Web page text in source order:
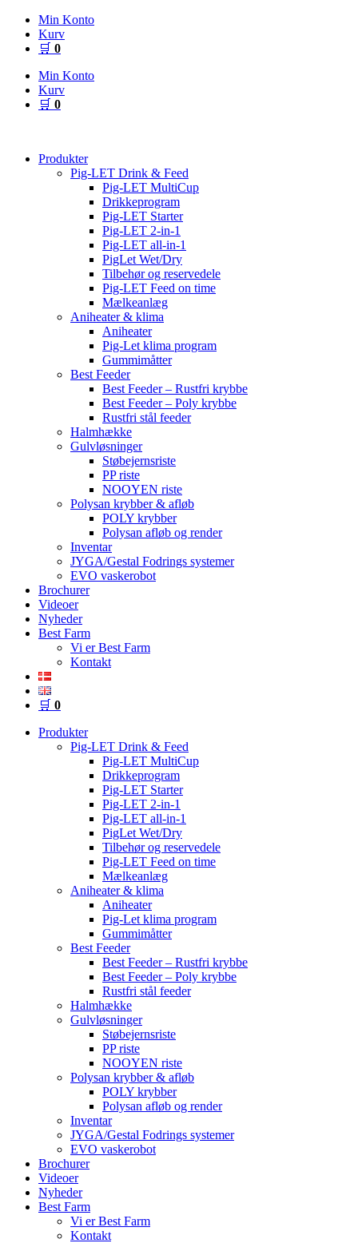
Videre
indhold
Min Konto
Kurv
🛒 0
Min Konto
Kurv
🛒 0
Produkter
Pig-LET Drink & Feed
Pig-LET MultiCup
Drikkeprogram
Pig-LET Starter
Pig-LET 2-in-1
Pig-LET all-in-1
PigLet Wet/Dry
Tilbehør og reservedele
Pig-LET Feed on time
Mælkeanlæg
Aniheater & klima
Aniheater
Pig-Let klima program
Gummimåtter
Best Feeder
Best Feeder – Rustfri krybbe
Best Feeder – Poly krybbe
Rustfri stål feeder
Halmhække
Gulvløsninger
Støbejernsriste
PP riste
NOOYEN riste
Polysan krybber & afløb
POLY krybber
Polysan afløb og render
Inventar
JYGA/Gestal Fodrings systemer
EVO vaskerobot
Brochurer
Videoer
Nyheder
Best Farm
Vi er Best Farm
Kontakt
🛒 0
Produkter
Pig-LET Drink & Feed
Pig-LET MultiCup
Drikkeprogram
Pig-LET Starter
Pig-LET 2-in-1
Pig-LET all-in-1
PigLet Wet/Dry
Tilbehør og reservedele
Pig-LET Feed on time
Mælkeanlæg
Aniheater & klima
Aniheater
Pig-Let klima program
Gummimåtter
Best Feeder
Best Feeder – Rustfri krybbe
Best Feeder – Poly krybbe
Rustfri stål feeder
Halmhække
Gulvløsninger
Støbejernsriste
PP riste
NOOYEN riste
Polysan krybber & afløb
POLY krybber
Polysan afløb og render
Inventar
JYGA/Gestal Fodrings systemer
EVO vaskerobot
Brochurer
Videoer
Nyheder
Best Farm
Vi er Best Farm
Kontakt